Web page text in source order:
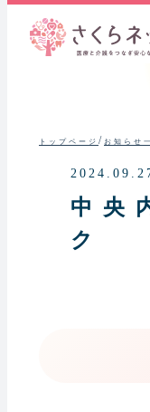
トップページ / お知らせ
中央
ク